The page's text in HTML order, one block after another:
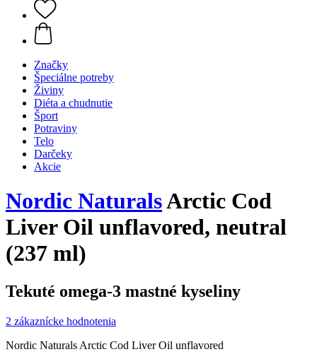
Značky
Špeciálne potreby
Živiny
Diéta a chudnutie
Šport
Potraviny
Telo
Darčeky
Akcie
Nordic NaturalsArctic Cod
Liver Oil unflavored, neutral
(237 ml)
Tekuté omega-3 mastné kyseliny
2 zákaznícke hodnotenia
Nordic Naturals Arctic Cod Liver Oil unflavored